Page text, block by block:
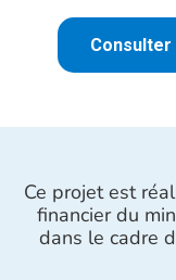
Consulter
Ce projet est
financier du
dans le cadre